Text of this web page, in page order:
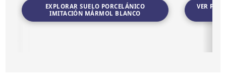
EXPLORAR SUELO PORCELÁNICO
IMITACIÓN MÁRMOL BLANCO
VER